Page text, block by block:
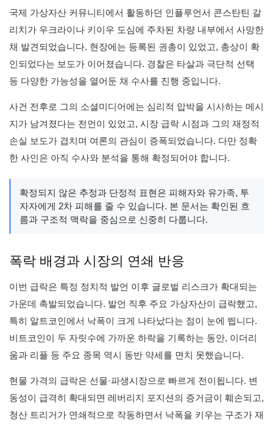
국제 가상자산 커뮤니티에서 활동하던 인플루언서 콘스탄틴 갈
리치가 우크라이나 키이우 도심에 주차된 차량 내부에서 사망한
채 발견되었습니다. 현장에는 등록된 권총이 있었고, 총상이 확
인되었다는 보도가 이어졌습니다. 경찰은 타살과 극단적 선택
등 다양한 가능성을 열어둔 채 수사를 진행 중입니다.
사건 전후로 그의 소셜미디어에는 심리적 압박을 시사하는 메시
지가 남겨졌다는 전언이 있었고, 시장 급락 시점과 그의 재정적
손실 보도가 겹치며 여론의 관심이 증폭되었습니다. 다만 정확
한 사인은 아직 수사와 분석을 통해 확정되어야 합니다.
확정되지 않은 추정과 단정적 표현은 피해자와 유가족, 투
자자에게 2차 피해를 줄 수 있습니다. 본 문서는 확인된 흐
름과 구조적 맥락을 중심으로 신중히 다룹니다.
폭락 배경과 시장의 연쇄 반응
이번 급락은 특정 정치적 발언 이후 글로벌 리스크가 확대되는
가운데 촉발되었습니다. 발언 직후 주요 가상자산이 급락했고,
특히 알트코인에서 낙폭이 크게 나타났다는 점이 눈에 띕니다.
비트코인이 두 자릿수에 가까운 하락을 기록하는 동안, 이더리
움과 리플 등 주요 종목 역시 동반 약세를 면치 못했습니다.
현물 가격의 급락은 선물·파생시장으로 빠르게 전이됩니다. 변
동성이 급격히 확대되면 레버리지 포지션의 증거금이 훼손되고,
청산 트리거가 연쇄적으로 작동하면서 낙폭을 키우는 구조가 재